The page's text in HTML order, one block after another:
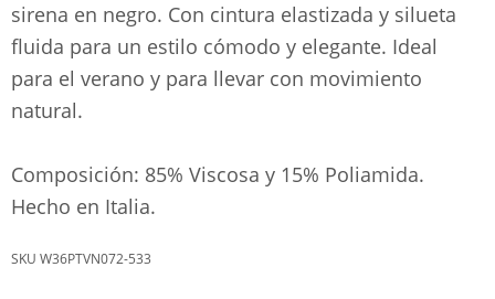
sirena en negro. Con cintura elastizada y silueta
fluida para un estilo cómodo y elegante. Ideal
para el verano y para llevar con movimiento
natural.
Composición: 85% Viscosa y 15% Poliamida.
Hecho en Italia.
W36PTVN072-533